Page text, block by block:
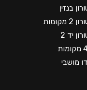
בנזין
יד 2
מושבי